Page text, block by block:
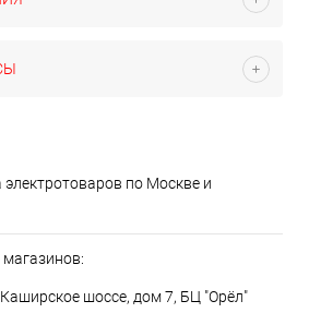
электротоваров по Москве и
шоссе, дом 7, БЦ "Орёл"